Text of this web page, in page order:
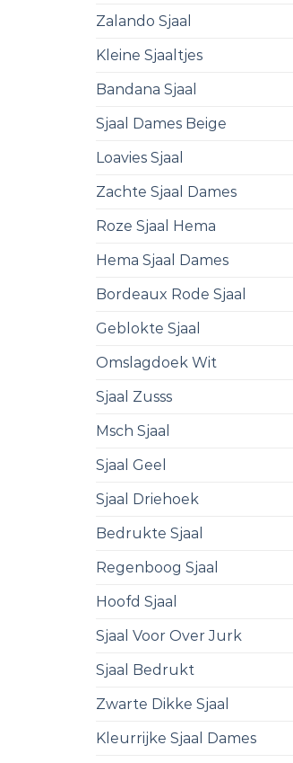
Zalando Sjaal
Kleine Sjaaltjes
Bandana Sjaal
Sjaal Dames Beige
Loavies Sjaal
Zachte Sjaal Dames
Roze Sjaal Hema
Hema Sjaal Dames
Bordeaux Rode Sjaal
Geblokte Sjaal
Omslagdoek Wit
Sjaal Zusss
Msch Sjaal
Sjaal Geel
Sjaal Driehoek
Bedrukte Sjaal
Regenboog Sjaal
Hoofd Sjaal
Sjaal Voor Over Jurk
Sjaal Bedrukt
Zwarte Dikke Sjaal
Kleurrijke Sjaal Dames